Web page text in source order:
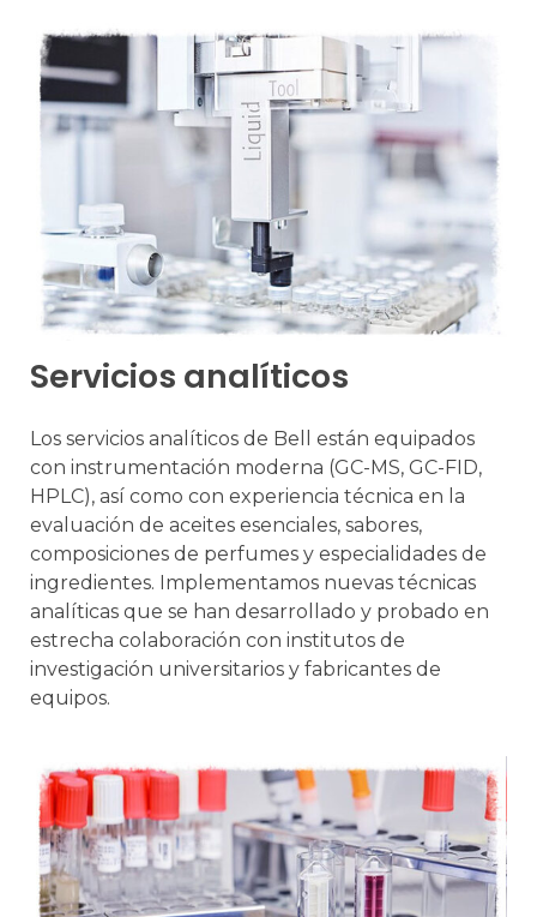
Servicios analíticos
Los servicios analíticos de Bell están equipados
con instrumentación moderna (GC-MS, GC-FID,
HPLC), así como con experiencia técnica en la
evaluación de aceites esenciales, sabores,
composiciones de perfumes y especialidades de
ingredientes. Implementamos nuevas técnicas
analíticas que se han desarrollado y probado en
estrecha colaboración con institutos de
investigación universitarios y fabricantes de
equipos.